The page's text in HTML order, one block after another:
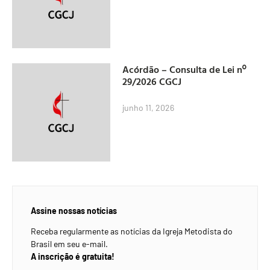
Acórdão – Consulta de Lei nº
29/2026 CGCJ
junho 11, 2026
Assine nossas notícias
Receba regularmente as notícias da Igreja Metodista do
Brasil em seu e-mail.
A inscrição é gratuita!